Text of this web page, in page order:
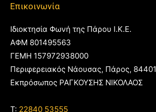
Επικοινωνία
Ιδιοκτησία Φωνή της Πάρου Ι.Κ.Ε.
ΑΦΜ 801495563
ΓΕΜΗ 157972938000
Περιφερειακός Νάουσας, Πάρος, 84401
Εκπρόσωπος ΡΑΓΚΟΥΣΗΣ ΝΙΚΟΛΑΟΣ
T: 22840 53555